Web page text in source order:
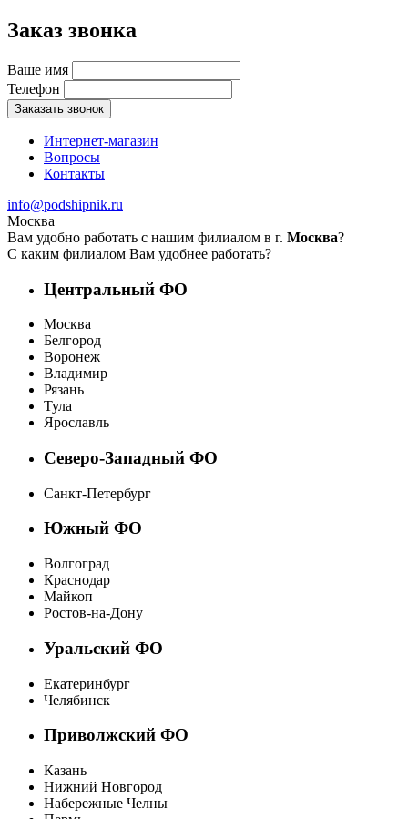
Заказ звонка
Ваше имя
Телефон
Заказать звонок
Интернет-магазин
Вопросы
Контакты
info@podshipnik.ru
Москва
Вам удобно работать с нашим филиалом в г. Москва?
С каким филиалом Вам удобнее работать?
Центральный ФО
Москва
Белгород
Воронеж
Владимир
Рязань
Тула
Ярославль
Северо-Западный ФО
Санкт-Петербург
Южный ФО
Волгоград
Краснодар
Майкоп
Ростов-на-Дону
Уральский ФО
Екатеринбург
Челябинск
Приволжский ФО
Казань
Нижний Новгород
Набережные Челны